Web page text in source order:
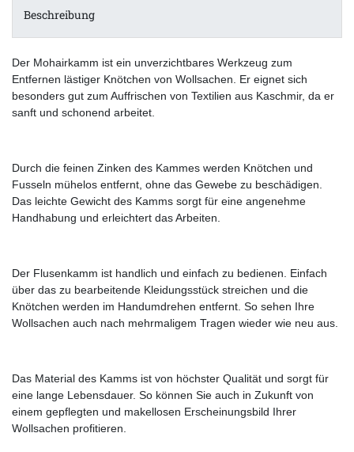
Beschreibung
Der Mohairkamm ist ein unverzichtbares Werkzeug zum
Entfernen lästiger Knötchen von Wollsachen. Er eignet sich
besonders gut zum Auffrischen von Textilien aus Kaschmir, da er
sanft und schonend arbeitet.
Durch die feinen Zinken des Kammes werden Knötchen und
Fusseln mühelos entfernt, ohne das Gewebe zu beschädigen.
Das leichte Gewicht des Kamms sorgt für eine angenehme
Handhabung und erleichtert das Arbeiten.
Der Flusenkamm ist handlich und einfach zu bedienen. Einfach
über das zu bearbeitende Kleidungsstück streichen und die
Knötchen werden im Handumdrehen entfernt. So sehen Ihre
Wollsachen auch nach mehrmaligem Tragen wieder wie neu aus.
Das Material des Kamms ist von höchster Qualität und sorgt für
eine lange Lebensdauer. So können Sie auch in Zukunft von
einem gepflegten und makellosen Erscheinungsbild Ihrer
Wollsachen profitieren.